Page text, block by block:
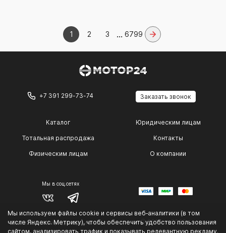
1 2 3 ... 6799
Мы используем файлы cookie и сервисы веб‑аналитики (в том
числе Яндекс. Метрику), чтобы обеспечить удобство пользования
сайтом, анализировать трафик и показывать релевантную рекламу.
+7 391 299-73-74 Заказать звонок
Каталог
Тотальная распродажа
Физическим лицам
Юридическим лицам
Контакты
О компании
Мы в соц.сетях
Политика конфиденциальности © 2014 — 2026 г.
.